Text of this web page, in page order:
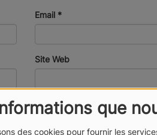
que
des cookies pour fournir les
Email *
Site Web